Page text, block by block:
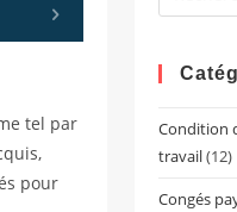
tel par
pour
Condition
travail(12)
Congés